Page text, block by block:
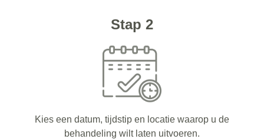
Stap 2
Kies een datum, tijdstip en locatie waarop u de
behandeling wilt laten uitvoeren.